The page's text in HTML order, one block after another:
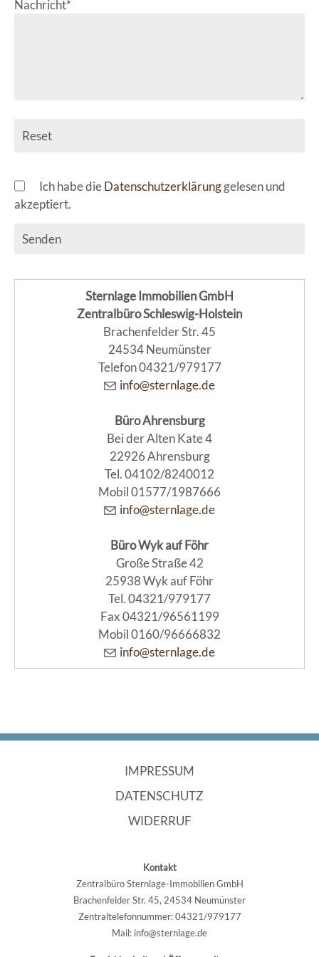
Pflichtfeld
Nachricht*
Ich habe dieDatenschutzerklärunggelesen und
akzeptiert.
Senden
Sternlage Immobilien GmbH
Zentralbüro Schleswig-Holstein
Brachenfelder Str. 45
24534 Neumünster
Telefon 04321/979177
info@sternlage.de
Büro Ahrensburg
Bei der Alten Kate 4
22926 Ahrensburg
Tel. 04102/8240012
Mobil 01577/1987666
info@sternlage.de
Büro Wyk auf Föhr
Große Straße 42
25938 Wyk auf Föhr
Tel. 04321/979177
Fax 04321/96561199
Mobil 0160/96666832
info@sternlage.de
NAVIGATION
IMPRESSUM
DATENSCHUTZ
WIDERRUF
Kontakt
Zentralbüro Sternlage-Immobilien GmbH
Brachenfelder Str. 45, 24534 Neumünster
Zentraltelefonnummer: 04321/979177
Mail: info@sternlage.de